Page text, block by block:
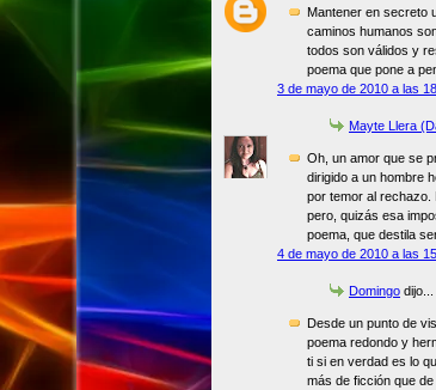
Mantener en secreto
caminos humanos
todos son válidos y
poema que pone a
3 de mayo de 2010 a las
Mayte Llera
Oh, un amor que se
dirigido a un hombre
por temor al rechazo.
pero, quizás esa
poema, que destila
4 de mayo de 2010 a las
Domingo dijo...
Desde un punto de
poema redondo y
ti si en verdad es lo
más de ficción que